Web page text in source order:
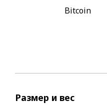
Bitcoin
Размер и вес